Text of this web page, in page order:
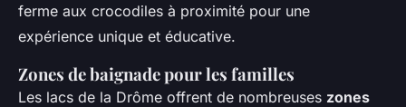
ferme aux crocodiles à proximité pour une
expérience unique et éducative.
Zones de baignade pour les familles
Les lacs de la Drôme offrent de nombreuses zones